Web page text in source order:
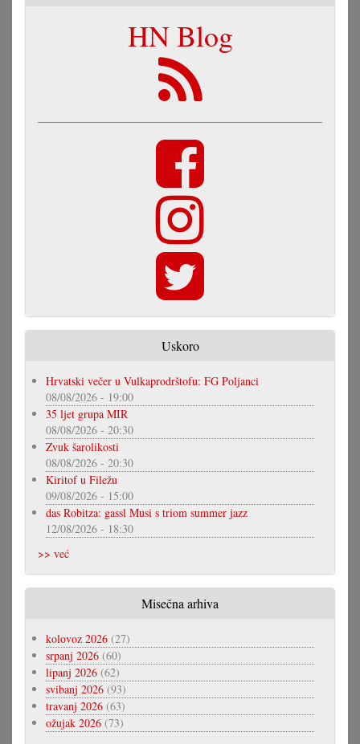
HN Blog
Uskoro
Hrvatski večer u Vulkaprodrštofu: FG Poljanci
08/08/2026 - 19:00
35 ljet grupa MIR
08/08/2026 - 20:30
Zvuk šarolikosti
08/08/2026 - 20:30
Kiritof u Filežu
09/08/2026 - 15:00
das Robitza: gassl Musi s triom summer jazz
12/08/2026 - 18:30
>> već
Misečna arhiva
kolovoz 2026 (27)
srpanj 2026 (60)
lipanj 2026 (62)
svibanj 2026 (93)
travanj 2026 (63)
ožujak 2026 (73)